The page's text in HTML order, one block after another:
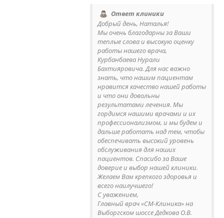
Ответ клиники
Добрый день, Наталья!
Мы очень благодарны за Ваши
теплые слова и высокую оценку
работы нашего врача,
Курбанбаева Нурали
Бахтияровича. Для нас важно
знать, что нашим пациентам
нравится качество нашей работы
и что они довольны
результатами лечения. Мы
гордимся нашими врачами и их
профессионализмом, и мы будем и
дальше работать над тем, чтобы
обеспечивать высокий уровень
обслуживания для наших
пациентов. Спасибо за Ваше
доверие и выбор нашей клиники.
Желаем Вам крепкого здоровья и
всего наилучшего!
С уважением,
Главный врач «СМ-Клиника» на
Выборгском шоссе Дедкова О.В.